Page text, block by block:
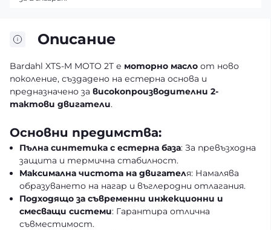
Описание
Bardahl XTS-M MOTO 2T е моторно масло от ново
поколение, създадено на естeрна основа и
предназначено за високопроизводителни 2-
тактови двигатели.
Основни предимства:
Пълна синтетика с естерна база: За превъзходна
защита и термична стабилност.
Максимална чистота на двигателя: Намалява
образуването на нагар и въглеродни отлагания.
Подходящо за съвременни инжекционни и
смесващи системи: Гарантира отлична
съвместимост.